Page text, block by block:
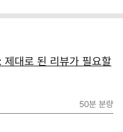
대로 된 리뷰가 필요할
50분 분량